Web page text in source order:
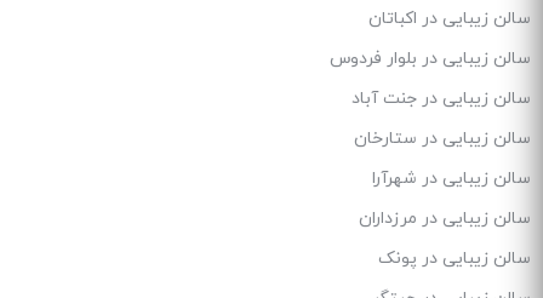
سالن زیبایی در اکباتان
سالن زیبایی در بلوار فردوس
سالن زیبایی در جنت آباد
سالن زیبایی در ستارخان
سالن زیبایی در شهرآرا
سالن زیبایی در مرزداران
سالن زیبایی در پونک